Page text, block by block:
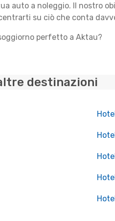
auto a noleggio. Il nostro
su ciò che conta
perfetto a Aktau?
destinazioni